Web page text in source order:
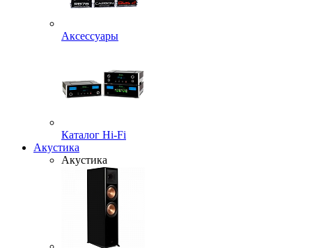
Аксессуары
Каталог Hi-Fi
Акустика
Акустика